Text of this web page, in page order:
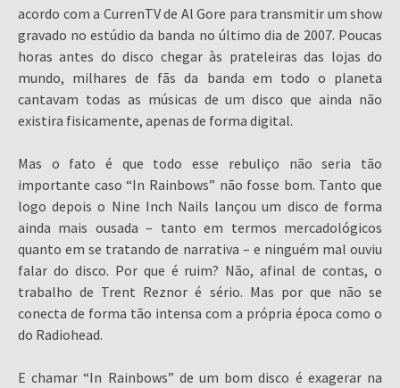
acordo com a CurrenTV de Al Gore para transmitir um show
gravado no estúdio da banda no último dia de 2007. Poucas
horas antes do disco chegar às prateleiras das lojas do
mundo, milhares de fãs da banda em todo o planeta
cantavam todas as músicas de um disco que ainda não
existira fisicamente, apenas de forma digital.
Mas o fato é que todo esse rebuliço não seria tão
importante caso “In Rainbows” não fosse bom. Tanto que
logo depois o Nine Inch Nails lançou um disco de forma
ainda mais ousada – tanto em termos mercadológicos
quanto em se tratando de narrativa – e ninguém mal ouviu
falar do disco. Por que é ruim? Não, afinal de contas, o
trabalho de Trent Reznor é sério. Mas por que não se
conecta de forma tão intensa com a própria época como o
do Radiohead.
E chamar “In Rainbows” de um bom disco é exagerar na